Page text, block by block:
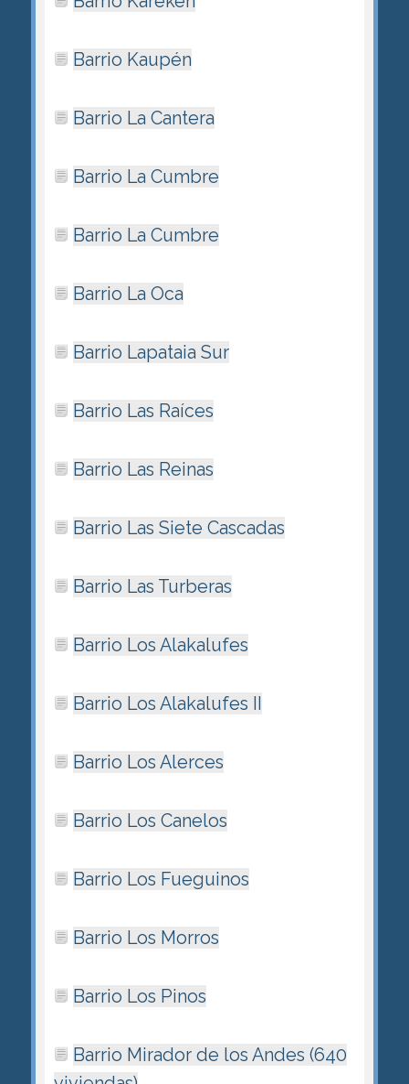
Barrio Kaupén
Barrio La Cantera
Barrio La Cumbre
Barrio La Cumbre
Barrio La Oca
Barrio Lapataia Sur
Barrio Las Raíces
Barrio Las Reinas
Barrio Las Siete Cascadas
Barrio Las Turberas
Barrio Los Alakalufes
Barrio Los Alakalufes II
Barrio Los Alerces
Barrio Los Canelos
Barrio Los Fueguinos
Barrio Los Morros
Barrio Los Pinos
Barrio Mirador de los Andes (640